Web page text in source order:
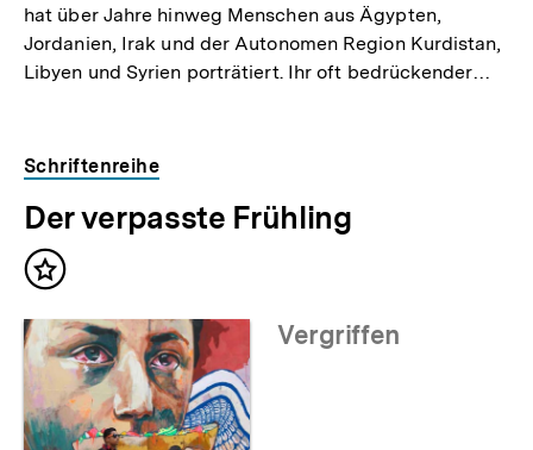
hat über Jahre hinweg Menschen aus Ägypten,
Jordanien, Irak und der Autonomen Region Kurdistan,
Libyen und Syrien porträtiert. Ihr oft bedrückender…
Schriftenreihe
Der verpasste Frühling
Inhalt
Vergriffen